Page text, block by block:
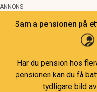
ANNONS
Samla pensionen på
Har du pension hos
pensionen kan du få
tydligare bild